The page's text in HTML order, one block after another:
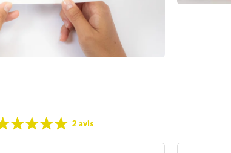
2 avis